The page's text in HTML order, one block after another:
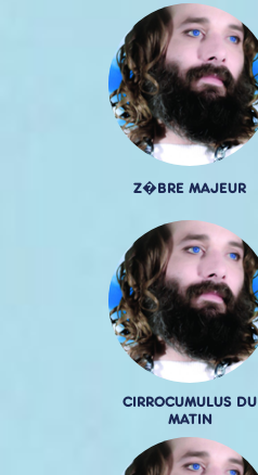
Z�BRE MAJEUR
CIRROCUMULUS DU
MATIN